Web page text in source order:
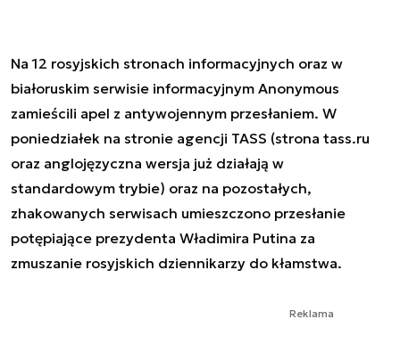
Na 12 rosyjskich stronach informacyjnych oraz w
białoruskim serwisie informacyjnym Anonymous
zamieścili apel z antywojennym przesłaniem. W
poniedziałek na stronie agencji TASS (strona tass.ru
oraz anglojęzyczna wersja już działają w
standardowym trybie) oraz na pozostałych,
zhakowanych serwisach umieszczono przesłanie
potępiające prezydenta Władimira Putina za
zmuszanie rosyjskich dziennikarzy do kłamstwa.
Reklama